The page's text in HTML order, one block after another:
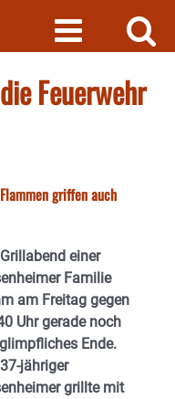
Feuerwehr
griffen auch
einer
Familie
am Freitag gegen
Uhr gerade noch
Ende.
jähriger
grillte mit